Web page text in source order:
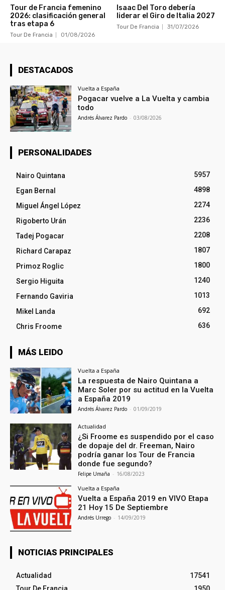
Tour de Francia femenino
2026: clasificación general
tras etapa 6
Tour De Francia 01/08/2026
Isaac Del Toro debería
liderar el Giro de Italia 2027
Tour De Francia 31/07/2026
DESTACADOS
Vuelta a España
Pogacar vuelve a La Vuelta y cambia
todo
Andrés Álvarez Pardo - 03/08/2026
PERSONALIDADES
Nairo Quintana
5957
Egan Bernal
4898
Miguel Ángel López
2274
Rigoberto Urán
2236
Tadej Pogacar
2208
Richard Carapaz
1807
Primoz Roglic
1800
Sergio Higuita
1240
Fernando Gaviria
1013
Mikel Landa
692
Chris Froome
636
MÁS LEIDO
Vuelta a España
La respuesta de Nairo Quintana a
Marc Soler por su actitud en la Vuelta
a España 2019
Andrés Álvarez Pardo - 01/09/2019
Actualidad
¿Si Froome es suspendido por el caso
de dopaje del dr. Freeman, Nairo
podría ganar los Tour de Francia
donde fue segundo?
Felipe Umaña - 16/08/2023
Vuelta a España
Vuelta a España 2019 en VIVO Etapa
21 Hoy 15 De Septiembre
Andrés Urrego - 14/09/2019
NOTICIAS PRINCIPALES
Actualidad
17541